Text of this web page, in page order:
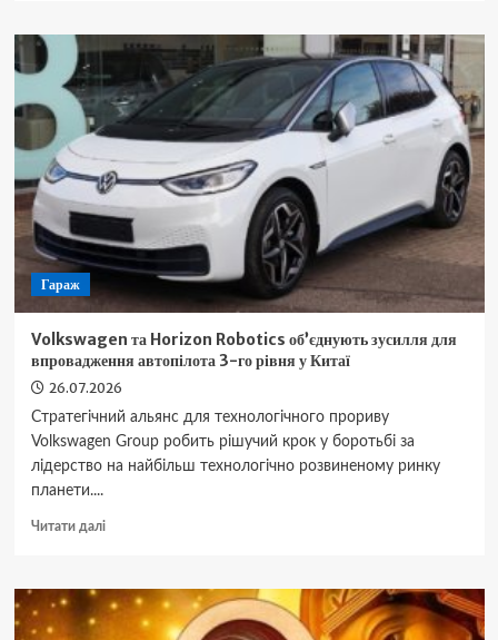
драйв:
чому
тренування
після
заходу
сонця
працюють
найкраще
Гараж
Volkswagen та Horizon Robotics об’єднують зусилля для
впровадження автопілота 3-го рівня у Китаї
26.07.2026
Стратегічний альянс для технологічного прориву
Volkswagen Group робить рішучий крок у боротьбі за
лідерство на найбільш технологічно розвиненому ринку
планети....
Читати даліДокладніше
та
Horizon
Robotics